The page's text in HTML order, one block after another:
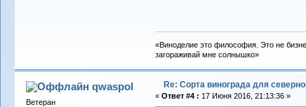
«Виноделие это философия. Это не
загораживай мне солнышко»
qwaspol
Ветеран
Re: Сорта винограда для
« Ответ #4 : 17 Июня 2016, 21:13:36 »